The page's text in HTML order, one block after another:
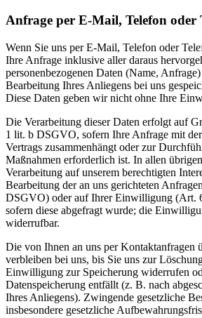
Anfrage per E-Mail, Telefon oder
Wenn Sie uns per E-Mail, Telefon oder
Ihre Anfrage inklusive aller daraus
personenbezogenen Daten (Name,
Bearbeitung Ihres Anliegens bei uns
Diese Daten geben wir nicht ohne Ihre
Die Verarbeitung dieser Daten erfolgt auf
1 lit. b DSGVO, sofern Ihre Anfrage mit
Vertrags zusammenhängt oder zur
Maßnahmen erforderlich ist. In allen
Verarbeitung auf unserem berechtigten
Bearbeitung der an uns gerichteten
DSGVO) oder auf Ihrer Einwilligung (Art.
sofern diese abgefragt wurde; die
widerrufbar.
Die von Ihnen an uns per Kontaktanfragen
verbleiben bei uns, bis Sie uns zur
Einwilligung zur Speicherung widerrufen
Datenspeicherung entfällt (z. B. nach
Ihres Anliegens). Zwingende gesetzliche
insbesondere gesetzliche